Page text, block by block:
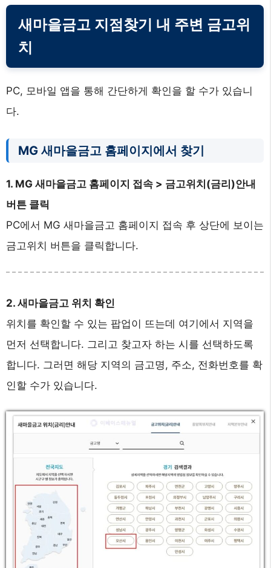
새마을금고 지점찾기 내 주변 금고위
치
PC, 모바일 앱을 통해 간단하게 확인을 할 수가 있습니
다.
MG 새마을금고 홈페이지에서 찾기
1. MG 새마을금고 홈페이지 접속 > 금고위치(금리)안내
버튼 클릭
PC에서 MG 새마을금고 홈페이지 접속 후 상단에 보이는
금고위치 버튼을 클릭합니다.
2. 새마을금고 위치 확인
위치를 확인할 수 있는 팝업이 뜨는데 여기에서 지역을
먼저 선택합니다. 그리고 찾고자 하는 시를 선택하도록
합니다. 그러면 해당 지역의 금고명, 주소, 전화번호를 확
인할 수가 있습니다.